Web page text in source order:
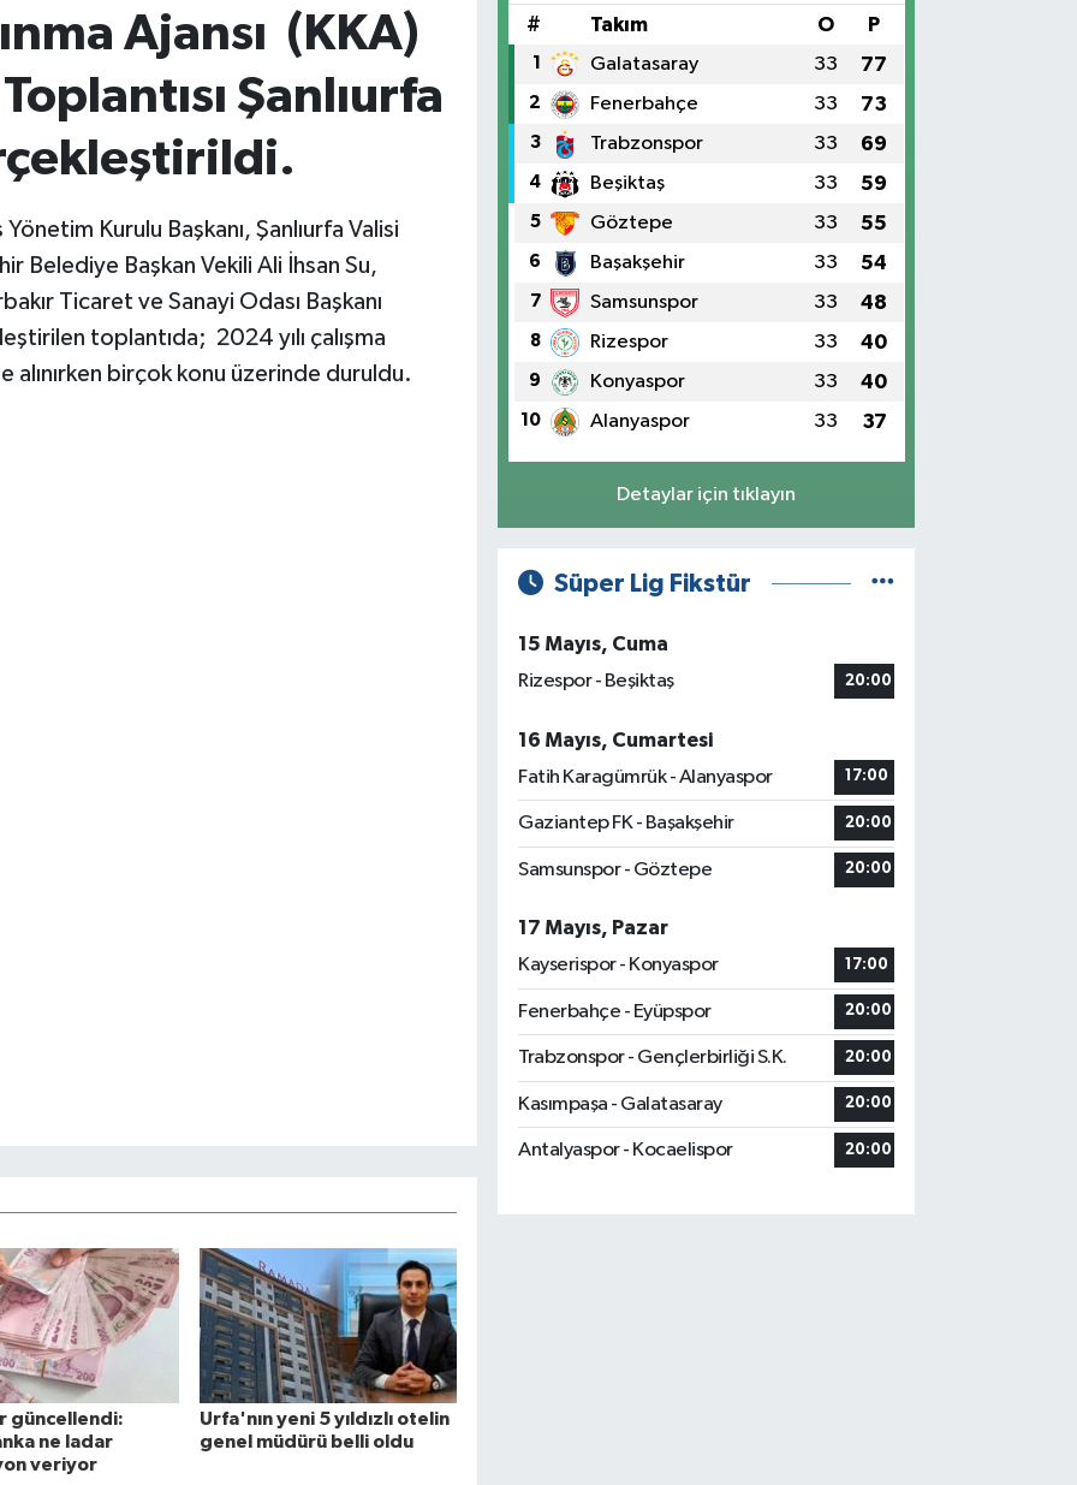
Ajansı (KKA)
Şanlıurfa
Kurulu Başkanı, Şanlıurfa Valisi
Belediye Başkan Vekili Ali İhsan Su,
Ticaret ve Sanayi Odası Başkanı
toplantıda; 2024 yılı çalışma
alınırken birçok konu üzerinde duruldu.
güncellendi:
ne ladar
veriyor
Urfa'nın yeni 5 yıldızlı otelin
genel müdürü belli oldu
# Takım O P
1 Galatasaray 33 77
2 Fenerbahçe 33 73
3 Trabzonspor 33 69
4 Beşiktaş 33 59
5 Göztepe 33 55
6 Başakşehir 33 54
7 Samsunspor 33 48
8 Rizespor 33 40
9 Konyaspor 33 40
10 Alanyaspor 33 37
Detaylar için tıklayın
Süper Lig Fikstür
15 Mayıs, Cuma
Rizespor - Beşiktaş
20:00
16 Mayıs, Cumartesi
Fatih Karagümrük - Alanyaspor
17:00
Gaziantep FK - Başakşehir 20:00
Samsunspor - Göztepe 20:00
17 Mayıs, Pazar
Kayserispor - Konyaspor
17:00
Fenerbahçe - Eyüpspor 20:00
Trabzonspor - Gençlerbirliği S.K. 20:00
Kasımpaşa - Galatasaray 20:00
Antalyaspor - Kocaelispor 20:00